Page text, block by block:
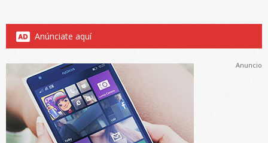
Anúnciate aquí
Anuncio